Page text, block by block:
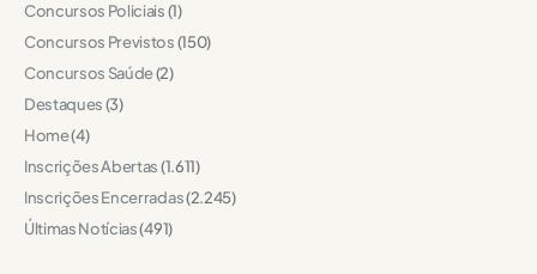
Concursos Policiais(1)
Concursos Previstos(150)
Concursos Saúde(2)
Destaques(3)
Home(4)
Inscrições Abertas(1.611)
Inscrições Encerradas(2.245)
Últimas Notícias(491)